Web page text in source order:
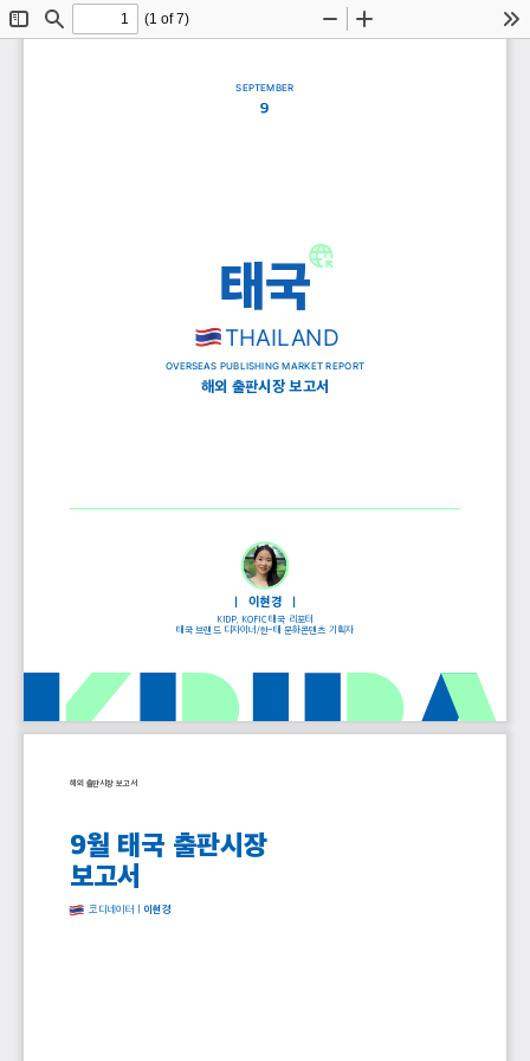
ToggleFind
(1 of 7)
Zoom
|   이현경   |
KIDP, KOFIC 태국 리포터
태국 브랜드 디자이너/한-태 문화콘텐츠 기획자
해외 출판시장 보고서
OVERSEAS PUBLISHING MARKET REPORT
태국
THAILAND
9
SEPTEMBER
해외 출판시장 보고서
9월 태국 출판시장
보고서
코디네이터 | 이현경